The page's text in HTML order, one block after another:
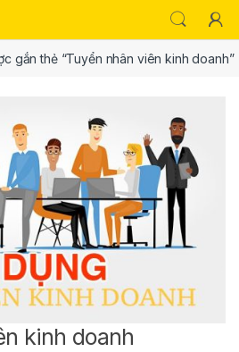
gắn thẻ “Tuyển nhân viên kinh doanh”
kinh doanh